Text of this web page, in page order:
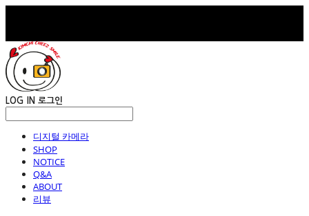
LOG IN 로그인
디지털 카메라
SHOP
NOTICE
Q&A
ABOUT
리뷰